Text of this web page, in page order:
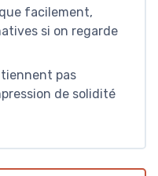
facilement,
si on regarde
pas
de solidité